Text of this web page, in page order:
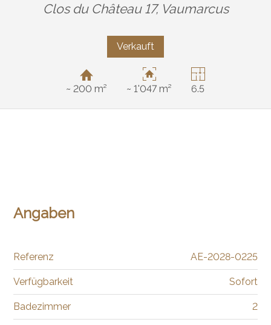
Clos du Château 17, Vaumarcus
Verkauft
~ 200 m² ~ 1'047 m² 6.5
Angaben
Referenz AE-2028-0225
Verfügbarkeit Sofort
Badezimmer 2